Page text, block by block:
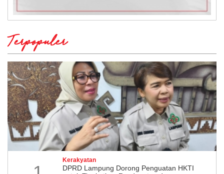
Terpopuler
Kerakyatan
DPRD Lampung Dorong Penguatan HKTI